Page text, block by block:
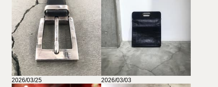
2026/03/25 2026/03/03